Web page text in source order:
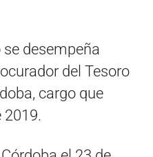
desempeña
del Tesoro
cargo que
2019.